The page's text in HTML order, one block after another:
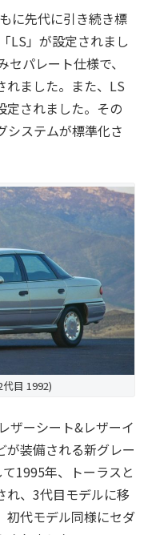
に先代に引き続き標
LS」が設定されまし
パレート仕様で、
れました。また、LS
定されました。その
システムが標準化さ
目 1992)
ザーシート&レザーイ
が装備される新グレー
1995年、トーラスと
れ、3代目モデルに移
初代モデル同様にセダ